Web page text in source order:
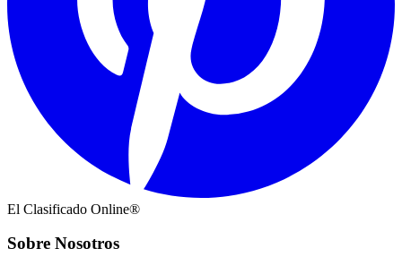
El Clasificado Online®
Sobre Nosotros